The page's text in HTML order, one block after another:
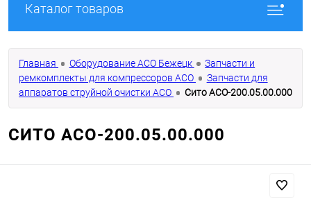
Каталог товаров
Главная Оборудование АСО Бежецк
Запчасти и
ремкомплекты для компрессоров АСО
Запчасти для
аппаратов струйной очистки АСО
Сито АСО-200.05.00.000
СИТО АСО-200.05.00.000